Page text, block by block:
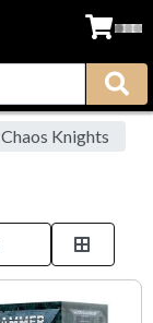
Chaos Knights